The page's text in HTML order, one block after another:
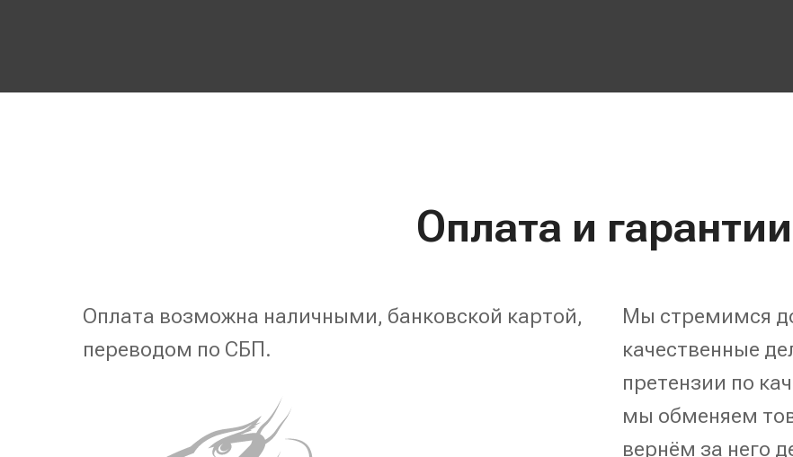
Оплата и гарантии
Оплата возможна наличными, банковской картой,
переводом по СБП.
Мы стремимся
качественные
претензии по
мы обменяем
вернём за него